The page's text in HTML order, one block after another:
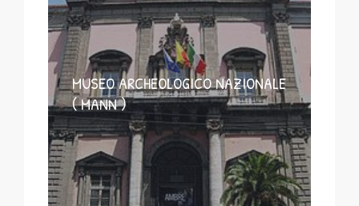
MUSEO ARCHEOLOGICO NAZIONALE
( MANN )